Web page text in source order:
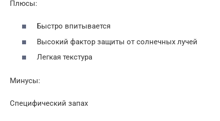
Плюсы:
Быстро впитывается
Высокий фактор защиты от солнечных лучей
Легкая текстура
Минусы:
Специфический запах